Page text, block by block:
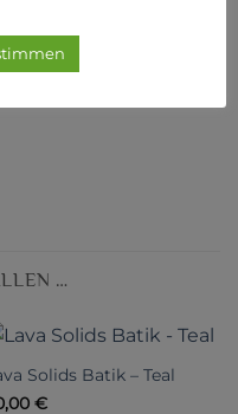
…
Solids Batik – Teal
€